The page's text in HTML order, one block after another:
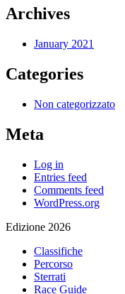
Archives
January 2021
Categories
Non categorizzato
Meta
Log in
Entries feed
Comments feed
WordPress.org
Edizione 2026
Classifiche
Percorso
Sterrati
Race Guide